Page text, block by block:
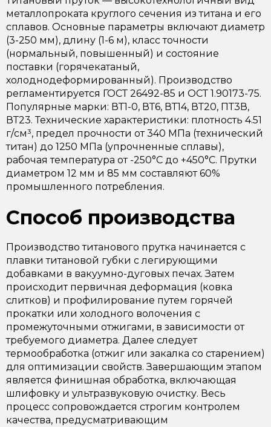
металлопроката круглого сечения из титана и его
сплавов. Основные параметры включают диаметр
(3-250 мм), длину (1-6 м), класс точности
(нормальный, повышенный) и состояние
поставки (горячекатаный,
холоднодеформированный). Производство
регламентируется ГОСТ 26492-85 и ОСТ 1.90173-75.
Популярные марки: ВТ1-0, ВТ6, ВТ14, ВТ20, ПТ3В,
ВТ23. Технические характеристики: плотность 4.51
г/см³, предел прочности от 340 МПа (технический
титан) до 1250 МПа (упрочненные сплавы),
рабочая температура от -250°C до +450°C. Прутки
диаметром 12 мм и 85 мм составляют 60%
промышленного потребления.
Способ производства
Производство титанового прутка начинается с
плавки титановой губки с легирующими
добавками в вакуумно-дуговых печах. Затем
происходит первичная деформация (ковка
слитков) и профилирование путем горячей
прокатки или холодного волочения с
промежуточными отжигами, в зависимости от
требуемого диаметра. Далее следует
термообработка (отжиг или закалка со старением)
для оптимизации свойств. Завершающим этапом
является финишная обработка, включающая
шлифовку и ультразвуковую очистку. Весь
процесс сопровождается строгим контролем
качества, предусматривающим